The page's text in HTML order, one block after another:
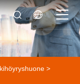
>